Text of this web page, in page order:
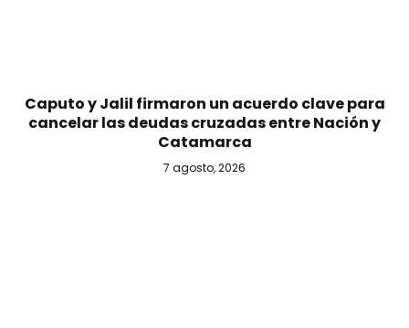
Caputo y Jalil firmaron un acuerdo clave para
cancelar las deudas cruzadas entre Nación y
Catamarca
7 agosto, 2026